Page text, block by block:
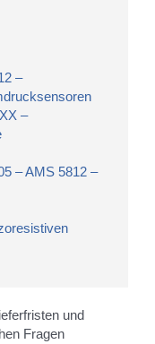
–
–
– AMS 5812 –
und
Fragen